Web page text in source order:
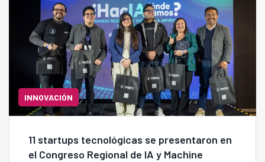
INNOVACIÓN
11 startups tecnológicas se presentaron en
el Congreso Regional de IA y Machine